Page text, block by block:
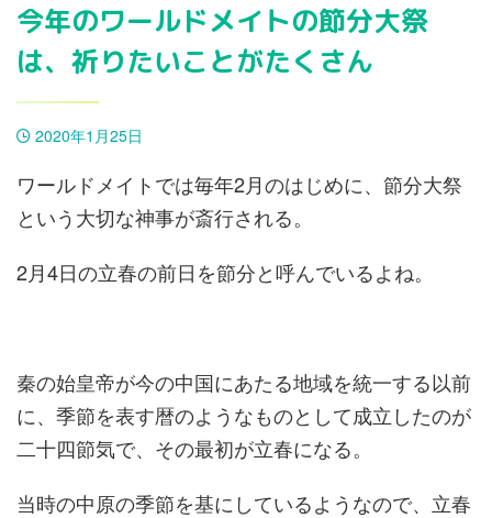
今年のワールドメイトの節分大祭
は、祈りたいことがたくさん
2020年1月25日
ワールドメイトでは毎年2月のはじめに、節分大祭
という大切な神事が斎行される。
2月4日の立春の前日を節分と呼んでいるよね。
秦の始皇帝が今の中国にあたる地域を統一する以前
に、季節を表す暦のようなものとして成立したのが
二十四節気で、その最初が立春になる。
当時の中原の季節を基にしているようなので、立春